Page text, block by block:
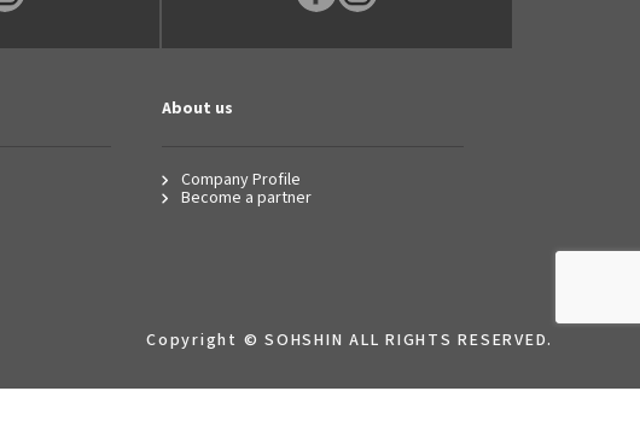
About us
Company Profile
Become a partner
Copyright © SOHSHIN ALL RIGHTS RESERVED.